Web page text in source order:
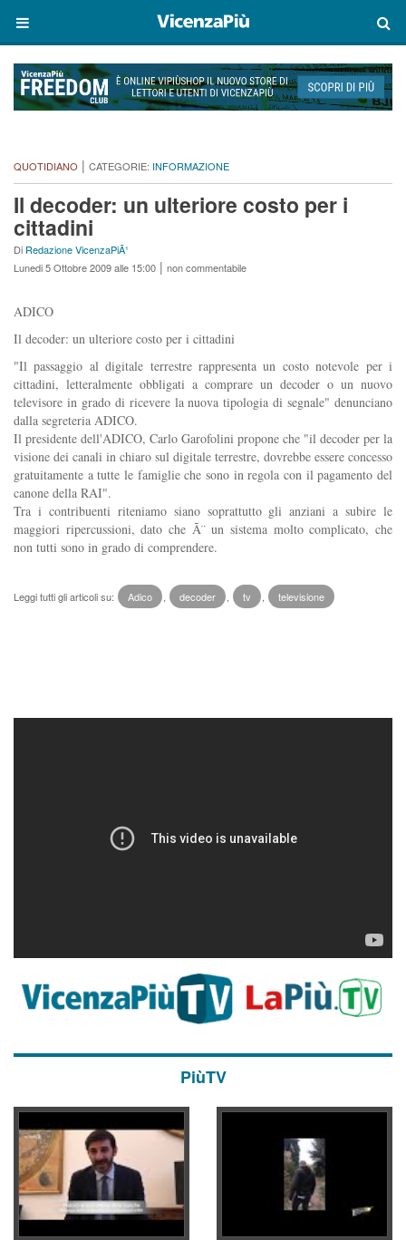
QUOTIDIANO | CATEGORIE: INFORMAZIONE
Il decoder: un ulteriore costo per i
cittadini
Di Redazione VicenzaPiÃ¹
Lunedi 5 Ottobre 2009 alle 15:00 | non commentabile
ADICO
Il decoder: un ulteriore costo per i cittadini
"Il passaggio al digitale terrestre rappresenta un costo notevole per i
cittadini, letteralmente obbligati a comprare un decoder o un nuovo
televisore in grado di ricevere la nuova tipologia di segnale" denunciano
dalla segreteria ADICO.
Il presidente dell'ADICO, Carlo Garofolini propone che "il decoder per la
visione dei canali in chiaro sul digitale terrestre, dovrebbe essere concesso
gratuitamente a tutte le famiglie che sono in regola con il pagamento del
canone della RAI".
Tra i contribuenti riteniamo siano soprattutto gli anziani a subire le
maggiori ripercussioni, dato che Ã¨ un sistema molto complicato, che
non tutti sono in grado di comprendere.
Leggi tutti gli articoli su: Adico decoder tv televisione
PiùTV